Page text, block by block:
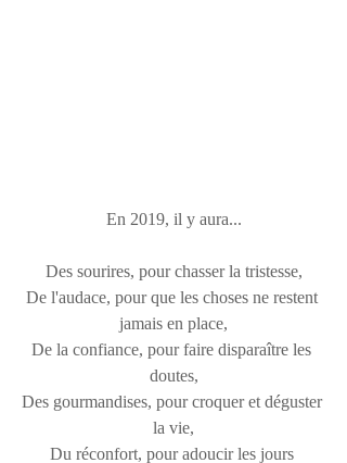
En 2019, il y aura...
Des sourires, pour chasser la tristesse,
De l'audace, pour que les choses ne restent
jamais en place,
De la confiance, pour faire disparaître les
doutes,
Des gourmandises, pour croquer et déguster
la vie,
Du réconfort, pour adoucir les jours